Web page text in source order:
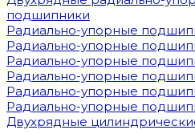
подшипники
Радиально-упорные
Радиально-упорные
Радиально-упорные
Радиально-упорные
Радиально-упорные
Радиально-упорные
Двухрядные